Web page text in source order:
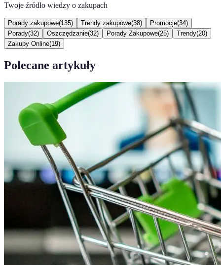
Twoje źródło wiedzy o zakupach
Porady zakupowe(135) Trendy zakupowe(38) Promocje(34)
Porady(32) Oszczędzanie(32) Porady Zakupowe(25) Trendy(20)
Zakupy Online(19)
Polecane artykuły